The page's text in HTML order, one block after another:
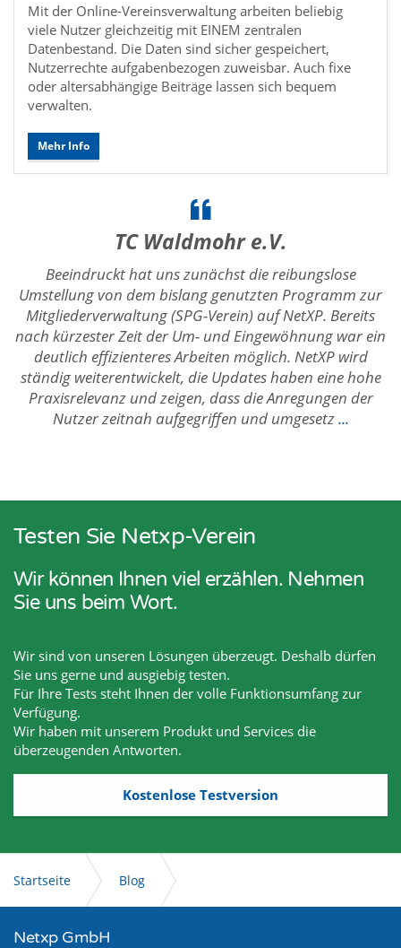
Mit der Online-Vereinsverwaltung arbeiten beliebig
viele Nutzer gleichzeitig mit EINEM zentralen
Datenbestand. Die Daten sind sicher gespeichert,
Nutzerrechte aufgabenbezogen zuweisbar. Auch fixe
oder altersabhängige Beiträge lassen sich bequem
verwalten.
Mehr Info
TC Waldmohr e.V.
Beeindruckt hat uns zunächst die reibungslose
Umstellung von dem bislang genutzten Programm zur
Mitgliederverwaltung (SPG-Verein) auf NetXP. Bereits
nach kürzester Zeit der Um- und Eingewöhnung war ein
deutlich effizienteres Arbeiten möglich. NetXP wird
ständig weiterentwickelt, die Updates haben eine hohe
Praxisrelevanz und zeigen, dass die Anregungen der
Nutzer zeitnah aufgegriffen und umgesetz...
Testen Sie Netxp-Verein
Wir können Ihnen viel erzählen. Nehmen
Sie uns beim Wort.
Wir sind von unseren Lösungen überzeugt. Deshalb dürfen
Sie uns gerne und ausgiebig testen.
Für Ihre Tests steht Ihnen der volle Funktionsumfang zur
Verfügung.
Wir haben mit unserem Produkt und Services die
überzeugenden Antworten.
Kostenlose Testversion
Startseite Blog
Weitergabe personenbezogener Daten in ein Drittland
Netxp GmbH